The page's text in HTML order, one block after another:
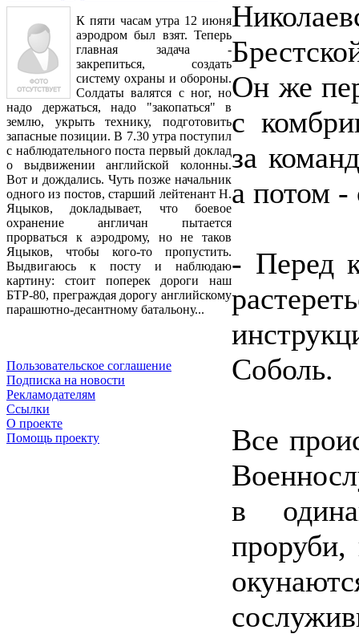
К пяти часам утра 12 июня
аэродром был взят. Теперь
главная задача -
закрепиться, создать
систему охраны и обороны.
Солдаты валятся с ног, но
надо держаться, надо "закопаться" в
землю, укрыть технику, подготовить
запасные позиции. В 7.30 утра поступил
с наблюдательного поста первый доклад
о выдвижении английской колонны.
Вот и дождались. Чуть позже начальник
одного из постов, старший лейтенант Н.
Яцыков, докладывает, что боевое
охранение англичан пытается
прорваться к аэродрому, но не таков
Яцыков, чтобы кого-то пропустить.
Выдвигаюсь к посту и наблюдаю
картину: стоит поперек дороги наш
БТР-80, преграждая дорогу английскому
парашютно-десантному батальону...
Пользовательское соглашение
Подписка на новости
Рекламодателям
Ссылки
О проекте
Помощь проекту
Он же
с
за
а потом -
- Перед
Соболь.
Все
в
проруби,